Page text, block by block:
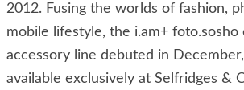
2012. Fusing the worlds of fashion,
mobile lifestyle, the i.am+ foto.sosho
accessory line debuted in
available exclusively at Selfridges &